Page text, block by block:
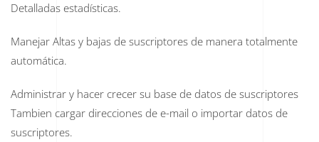
Detalladas estadísticas.
Manejar Altas y bajas de suscriptores de manera totalmente
automática.
Administrar y hacer crecer su base de datos de suscriptores
Tambien cargar direcciones de e-mail o importar datos de
suscriptores.